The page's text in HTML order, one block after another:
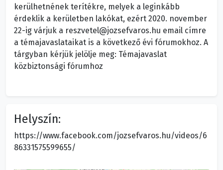
kerülhetnének terítékre, melyek a leginkább
érdeklik a kerületben lakókat, ezért 2020. november
22-ig várjuk a reszvetel@jozsefvaros.hu email címre
a témajavaslataikat is a következő évi fórumokhoz. A
tárgyban kérjük jelölje meg: Témajavaslat
közbiztonsági fórumhoz
Helyszín:
https://www.facebook.com/jozsefvaros.hu/videos/6
86331575599655/